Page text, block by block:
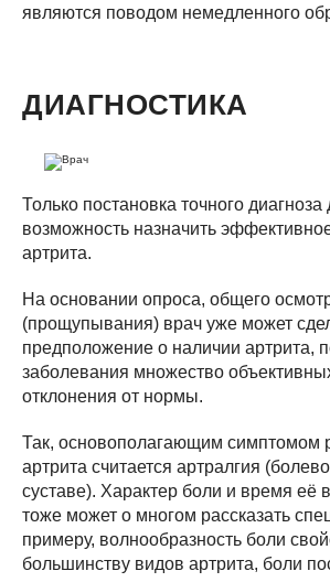
являются поводом немедленного
ДИАГНОСТИКА
Только постановка точного диагноза
возможность назначить
артрита.
На основании опроса, общего
(прощупывания) врач уже может
предположение о наличии артрита,
заболевания множество
отклонения от нормы.
Так, основополагающим симптомом
артрита считается артралгия
суставе). Характер боли и время её
тоже может о многом рассказать
примеру, волнообразность боли
большинству видов артрита, боли